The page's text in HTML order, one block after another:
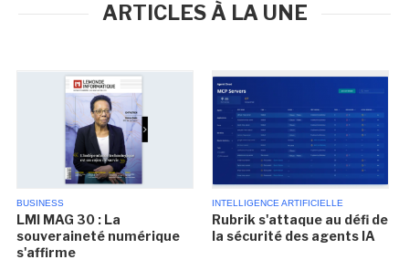
ARTICLES À LA UNE
BUSINESS
LMI MAG 30 : La
souveraineté numérique
s'affirme
INTELLIGENCE ARTIFICIELLE
Rubrik s'attaque au défi de
la sécurité des agents IA